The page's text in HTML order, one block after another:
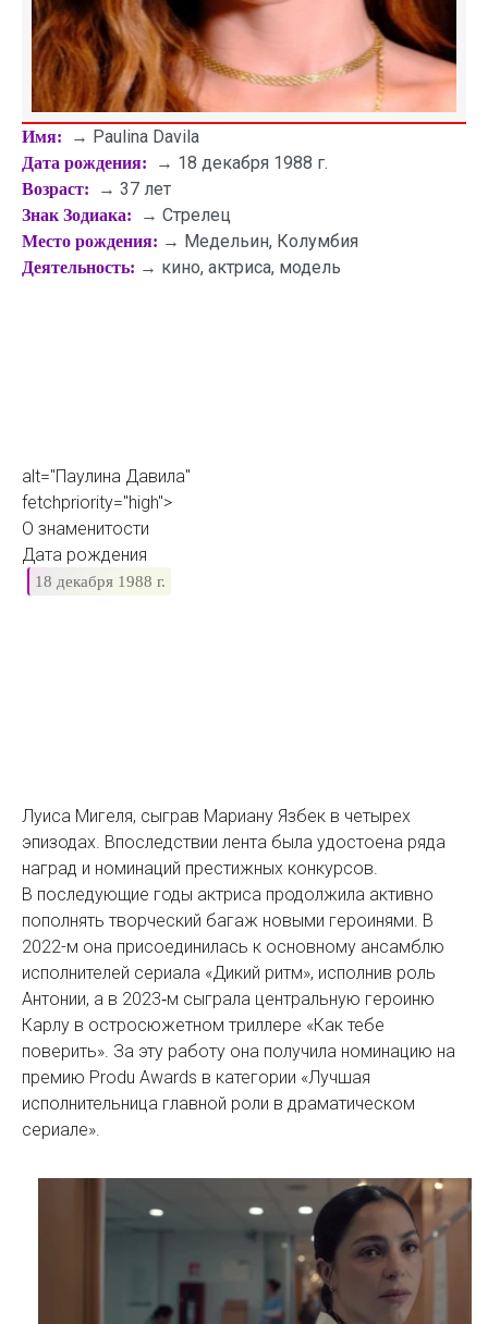
Имя: → Paulina Davila
Дата рождения: → 18 декабря 1988 г.
Возраст: → 37 лет
Знак Зодиака: → Стрелец
Место рождения: → Медельин, Колумбия
Деятельность: → кино, актриса, модель
alt="Паулина Давила"
fetchpriority="high">
О знаменитости
Дата рождения
18 декабря 1988 г.
Луиса Мигеля, сыграв Мариану Язбек в четырех
эпизодах. Впоследствии лента была удостоена ряда
наград и номинаций престижных конкурсов.
В последующие годы актриса продолжила активно
пополнять творческий багаж новыми героинями. В
2022-м она присоединилась к основному ансамблю
исполнителей сериала «Дикий ритм», исполнив роль
Aнтонии, а в 2023‑м сыграла центральную героиню
Карлу в остросюжетном триллере «Как тебе
поверить». За эту работу она получила номинацию на
премию Produ Awards в категории «Лучшая
исполнительница главной роли в драматическом
сериале».